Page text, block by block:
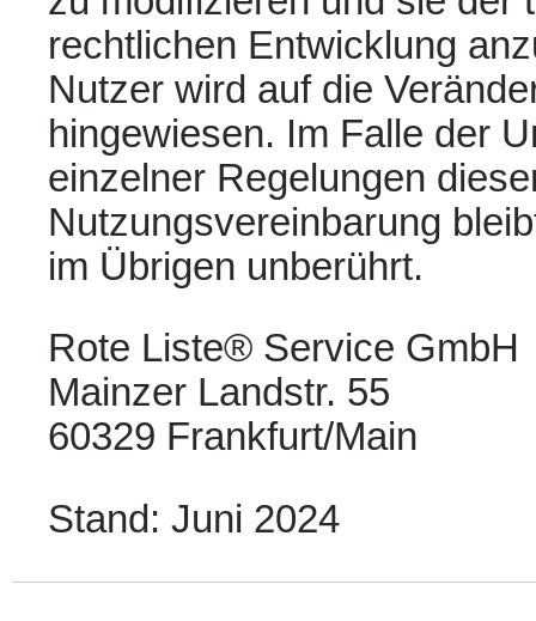
rechtlichen Entwicklung
Nutzer wird auf die
hingewiesen. Im Falle der
einzelner Regelungen
Nutzungsvereinbarung
im Übrigen unberührt.
Rote Liste® Service GmbH
Mainzer Landstr. 55
60329 Frankfurt/Main
Stand: Juni 2024